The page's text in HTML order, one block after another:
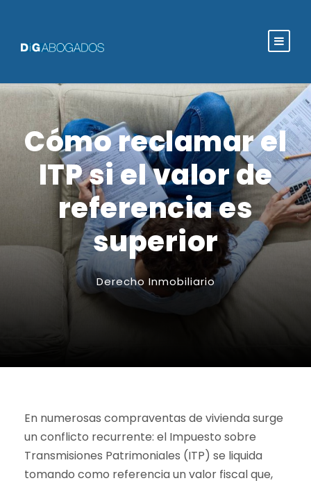
Cómo reclamar el
ITP si el valor de
referencia es
superior
Derecho Inmobiliario
En numerosas compraventas de vivienda surge
un conflicto recurrente: el Impuesto sobre
Transmisiones Patrimoniales (ITP) se liquida
tomando como referencia un valor fiscal que,